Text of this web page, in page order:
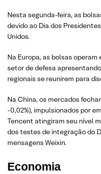
Nesta segunda-feira, as
devido ao Dia dos
Unidos.
Na Europa, as bolsas
setor de defesa
regionais se reunirem para
Na China, os mercados
-0,02%), impulsionados por
Tencent atingiram seu nível
dos testes de integração do
mensagens Weixin.
Economia